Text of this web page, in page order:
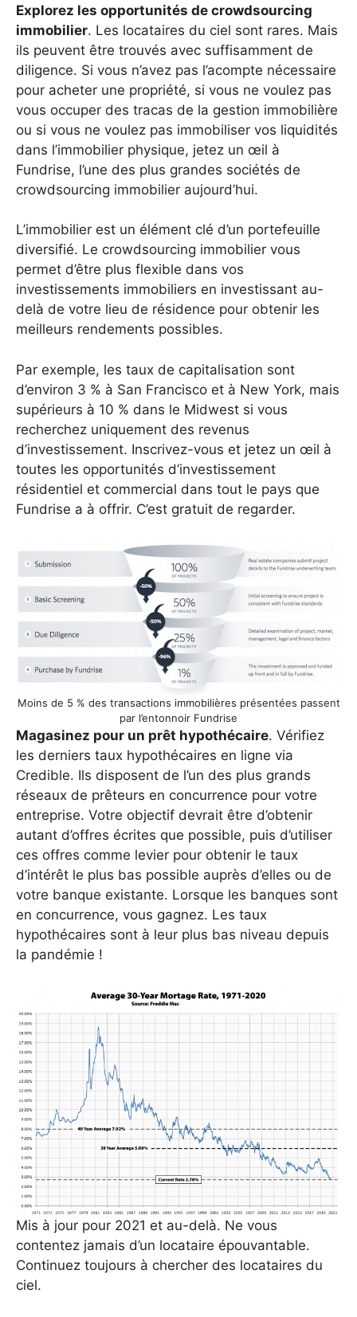
Explorez les opportunités de crowdsourcing
immobilier. Les locataires du ciel sont rares. Mais
ils peuvent être trouvés avec suffisamment de
diligence. Si vous n’avez pas l’acompte nécessaire
pour acheter une propriété, si vous ne voulez pas
vous occuper des tracas de la gestion immobilière
ou si vous ne voulez pas immobiliser vos liquidités
dans l’immobilier physique, jetez un œil à
Fundrise, l’une des plus grandes sociétés de
crowdsourcing immobilier aujourd’hui.
L’immobilier est un élément clé d’un portefeuille
diversifié. Le crowdsourcing immobilier vous
permet d’être plus flexible dans vos
investissements immobiliers en investissant au-
delà de votre lieu de résidence pour obtenir les
meilleurs rendements possibles.
Par exemple, les taux de capitalisation sont
d’environ 3 % à San Francisco et à New York, mais
supérieurs à 10 % dans le Midwest si vous
recherchez uniquement des revenus
d’investissement. Inscrivez-vous et jetez un œil à
toutes les opportunités d’investissement
résidentiel et commercial dans tout le pays que
Fundrise a à offrir. C’est gratuit de regarder.
Moins de 5 % des transactions immobilières présentées passent
par l’entonnoir Fundrise
Magasinez pour un prêt hypothécaire. Vérifiez
les derniers taux hypothécaires en ligne via
Credible. Ils disposent de l’un des plus grands
réseaux de prêteurs en concurrence pour votre
entreprise. Votre objectif devrait être d’obtenir
autant d’offres écrites que possible, puis d’utiliser
ces offres comme levier pour obtenir le taux
d’intérêt le plus bas possible auprès d’elles ou de
votre banque existante. Lorsque les banques sont
en concurrence, vous gagnez. Les taux
hypothécaires sont à leur plus bas niveau depuis
la pandémie !
Mis à jour pour 2021 et au-delà. Ne vous
contentez jamais d’un locataire épouvantable.
Continuez toujours à chercher des locataires du
ciel.